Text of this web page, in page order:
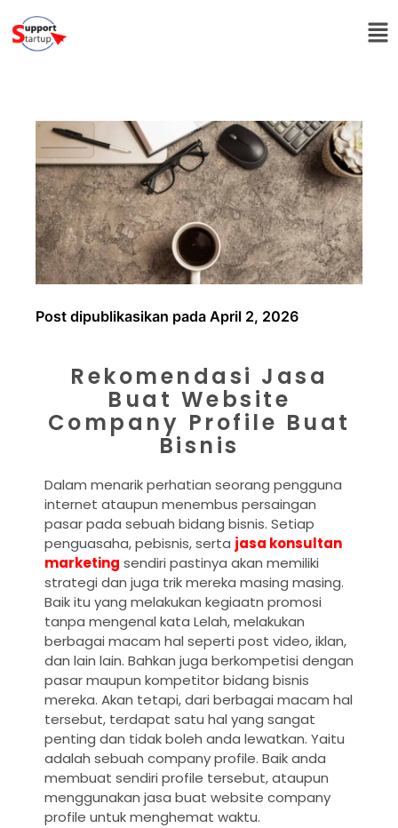
Post dipublikasikan pada April 2, 2026
Rekomendasi Jasa
Buat Website
Company Profile Buat
Bisnis
Dalam menarik perhatian seorang pengguna
internet ataupun menembus persaingan
pasar pada sebuah bidang bisnis. Setiap
penguasaha, pebisnis, serta jasa konsultan
marketing sendiri pastinya akan memiliki
strategi dan juga trik mereka masing masing.
Baik itu yang melakukan kegiaatn promosi
tanpa mengenal kata Lelah, melakukan
berbagai macam hal seperti post video, iklan,
dan lain lain. Bahkan juga berkompetisi dengan
pasar maupun kompetitor bidang bisnis
mereka. Akan tetapi, dari berbagai macam hal
tersebut, terdapat satu hal yang sangat
penting dan tidak boleh anda lewatkan. Yaitu
adalah sebuah company profile. Baik anda
membuat sendiri profile tersebut, ataupun
menggunakan jasa buat website company
profile untuk menghemat waktu.